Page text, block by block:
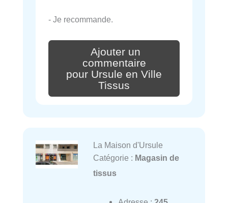
- Je recommande.
Ajouter un
commentaire
pour Ursule en Ville
Tissus
La Maison d'Ursule
Catégorie : Magasin de
tissus